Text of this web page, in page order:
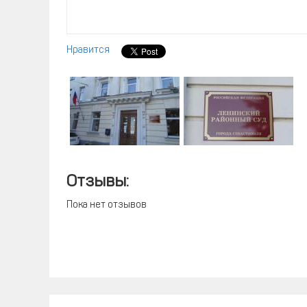
Нравится
Отзывы:
Пока нет отзывов